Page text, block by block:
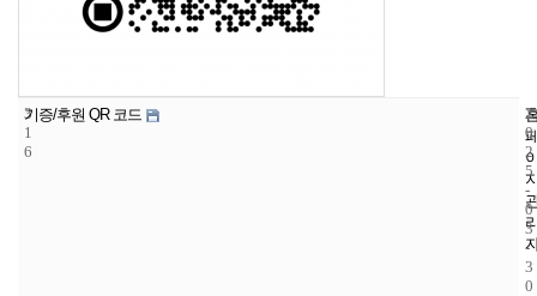
3
1
6
기증/후원 QR 코드 2
2
0
2
5
-
0
3
-
3
0